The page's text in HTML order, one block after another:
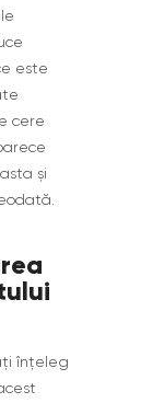
este
cere
și
înțeleg